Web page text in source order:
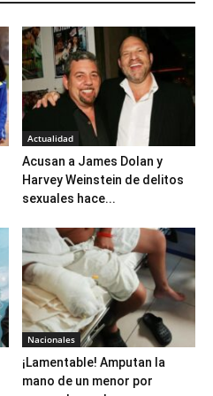
Actualidad
Acusan a James Dolan y
Harvey Weinstein de delitos
sexuales hace...
Nacionales
¡Lamentable! Amputan la
mano de un menor por